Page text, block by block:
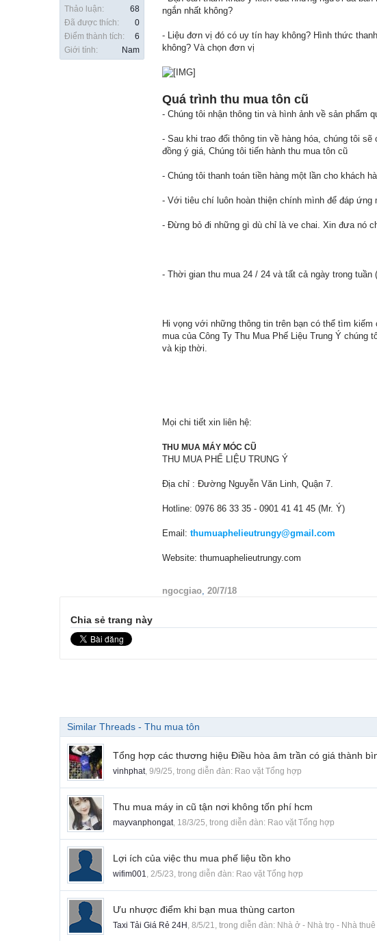
Thảo luận:
68
Đã được thích:
0
Điểm thành tích:
6
Giới tính:
Nam
ngắn nhất không?
- Liệu đơn vị đó có uy tín hay không? Hình thức
không? Và chọn đơn vị
Quá trình thu mua tôn cũ
- Chúng tôi nhận thông tin và hình ảnh về sản phẩm
- Sau khi trao đổi thông tin về hàng hóa, chúng tôi
đồng ý giá, Chúng tôi tiến hành thu mua tôn cũ
- Chúng tôi thanh toán tiền hàng một lần cho khách
- Với tiêu chí luôn hoàn thiện chính mình để đáp
- Đừng bỏ đi những gì dù chỉ là ve chai. Xin đưa nó
- Thời gian thu mua 24 / 24 và tất cả ngày trong tuần
Hi vọng với những thông tin trên bạn có thể tìm
mua của Công Ty Thu Mua Phế Liệu Trung Ý
và kịp thời.
Mọi chi tiết xin liên hệ:
THU MUA MÁY MÓC CŨ
THU MUA PHẾ LIỆU TRUNG Ý
Địa chỉ : Đường Nguyễn Văn Linh, Quận 7.
Hotline: 0976 86 33 35 - 0901 41 41 45 (Mr. Ý)
Email: thumuaphelieutrungy@gmail.com
Website: thumuaphelieutrungy.com
ngocgiao, 20/7/18
Chia sẻ trang này
Similar Threads - Thu mua tôn
Tổng hợp các thương hiệu Điều hòa âm trần có giá thành
vinhphat, 9/9/25, trong diễn đàn: Rao vặt Tổng hợp
Thu mua máy in cũ tận nơi không tốn phí hcm
mayvanphongat, 18/3/25, trong diễn đàn: Rao vặt Tổng hợp
Lợi ích của việc thu mua phế liệu tồn kho
wifim001, 2/5/23, trong diễn đàn: Rao vặt Tổng hợp
Ưu nhược điểm khi bạn mua thùng carton
Taxi Tải Giá Rẻ 24H , 8/5/21, trong diễn đàn: Nhà ở - Nhà trọ - Nhà thuê